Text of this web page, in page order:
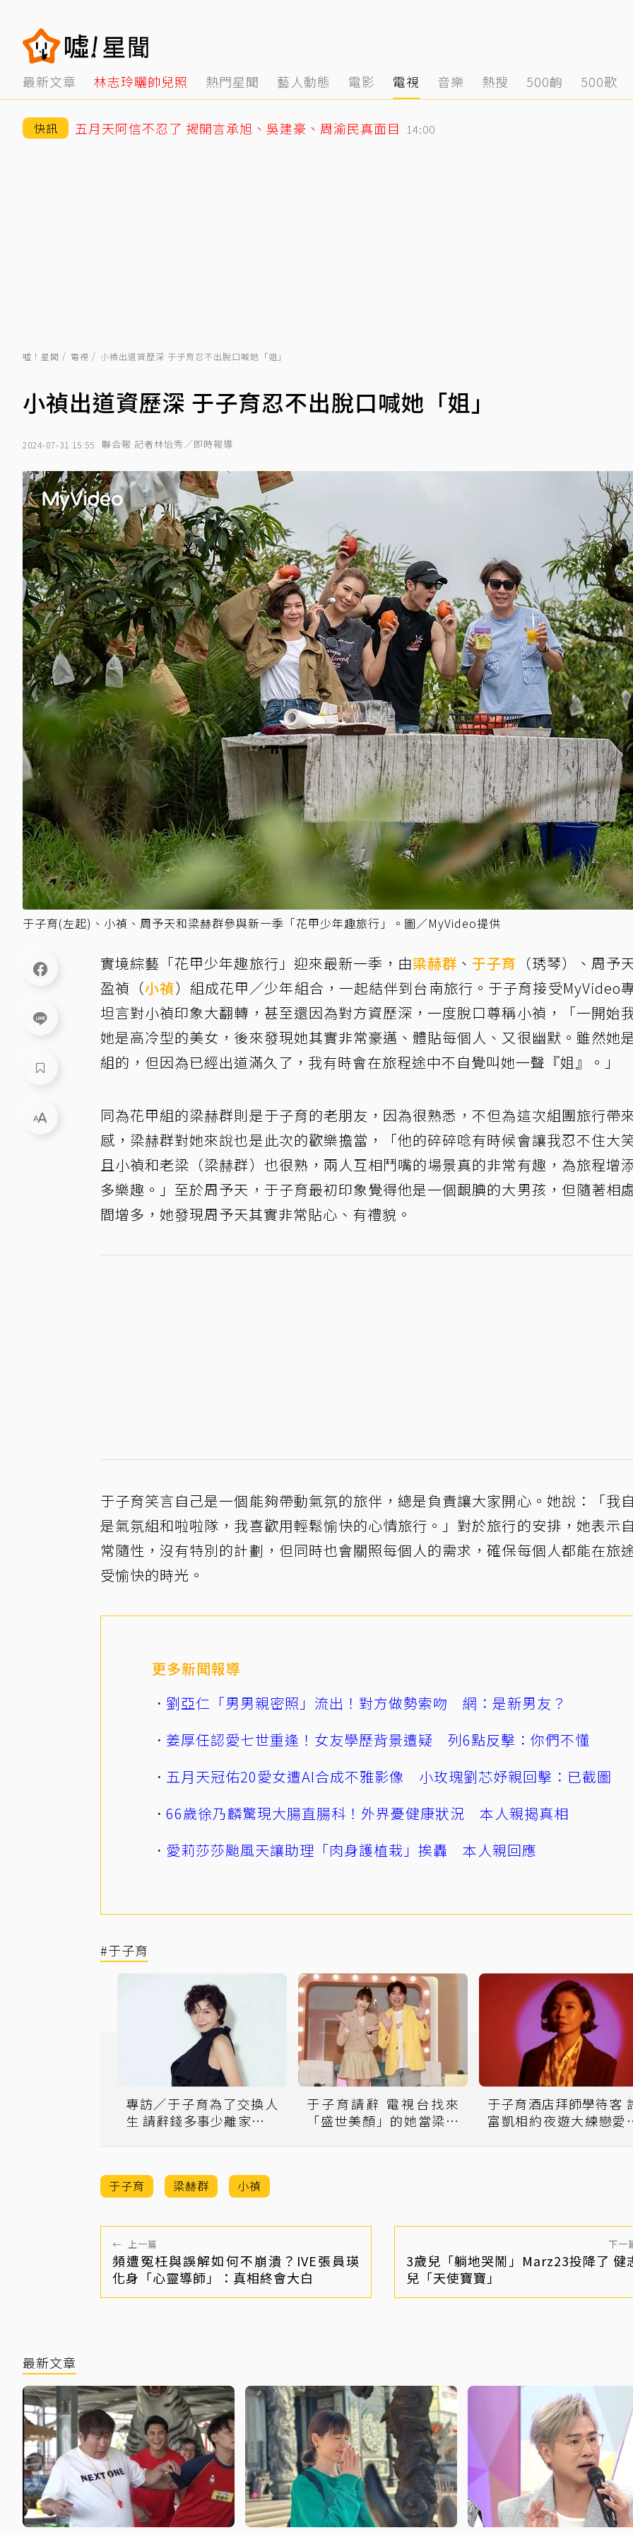
最新文章 林志玲曬帥兒照 熱門星聞 藝人動態 電影 電視 音樂 熱搜 500齣 500歌
快訊 五月天阿信不忍了 揭開言承旭、吳建豪、周渝民真面目 14:00
噓！星聞 電視 小禎出道資歷深 于子育忍不出脫口喊她「姐」
小禎出道資歷深 于子育忍不出脫口喊她「姐」
2024-07-31 15:55 聯合報 記者林怡秀／即時報導
于子育(左起)、小禎、周予天和梁赫群參與新一季「花甲少年趣旅行」。圖／MyVideo提供
實境綜藝「花甲少年趣旅行」迎來最新一季，由梁赫群 、于子育 （琇琴）、周予
盈禎（小禎）組成花甲／少年組合，一起結伴到台南旅行。于子育接受MyVideo
坦言對小禎印象大翻轉，甚至還因為對方資歷深，一度脫口尊稱小禎，「一開始
她是高冷型的美女，後來發現她其實非常豪邁、體貼每個人、又很幽默。雖然她
組的，但因為已經出道滿久了，我有時會在旅程途中不自覺叫她一聲『姐』。」
同為花甲組的梁赫群則是于子育的老朋友，因為很熟悉，不但為這次組團旅行帶
感，梁赫群對她來說也是此次的歡樂擔當，「他的碎碎唸有時候會讓我忍不住大
且小禎和老梁（梁赫群）也很熟，兩人互相鬥嘴的場景真的非常有趣，為旅程增
多樂趣。」至於周予天，于子育最初印象覺得他是一個靦腆的大男孩，但隨著相
間增多，她發現周予天其實非常貼心、有禮貌。
于子育笑言自己是一個能夠帶動氣氛的旅伴，總是負責讓大家開心。她說：「我
是氣氛組和啦啦隊，我喜歡用輕鬆愉快的心情旅行。」對於旅行的安排，她表示
常隨性，沒有特別的計劃，但同時也會關照每個人的需求，確保每個人都能在旅
受愉快的時光。
更多新聞報導
劉亞仁「男男親密照」流出！對方做勢索吻 網：是新男友？
姜厚任認愛七世重逢！女友學歷背景遭疑 列6點反擊：你們不懂
五月天冠佑20愛女遭AI合成不雅影像 小玫瑰劉芯妤親回擊：已截圖
66歲徐乃麟驚現大腸直腸科！外界憂健康狀況 本人親揭真相
愛莉莎莎颱風天讓助理「肉身護植栽」挨轟 本人親回應
#于子育
專訪／于子育為了交換人
生 請辭錢多事少離家近工
于子育請辭 電視台找來
「盛世美顏」的她當梁赫
于子育酒店拜師學待客 許
富凱相約夜遊大練戀愛
于子育 梁赫群 小禎
← 上一篇
頻遭冤枉與誤解如何不崩潰？IVE張員瑛
化身「心靈導師」：真相終會大白
下一
3歲兒「躺地哭鬧」Marz23投降了 健
兒「天使寶寶」
最新文章